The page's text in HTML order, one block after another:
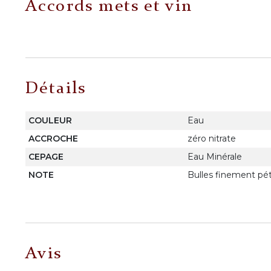
Accords mets et vin
Détails
COULEUR
Eau
ACCROCHE
zéro nitrate
CEPAGE
Eau Minérale
NOTE
Bulles finement
Avis